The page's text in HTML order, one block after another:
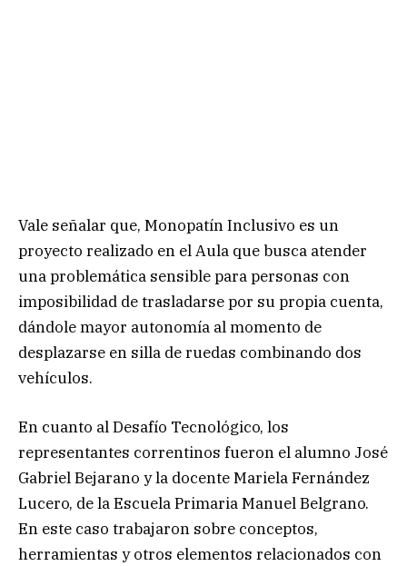
Vale señalar que, Monopatín Inclusivo es un
proyecto realizado en el Aula que busca atender
una problemática sensible para personas con
imposibilidad de trasladarse por su propia cuenta,
dándole mayor autonomía al momento de
desplazarse en silla de ruedas combinando dos
vehículos.
En cuanto al Desafío Tecnológico, los
representantes correntinos fueron el alumno José
Gabriel Bejarano y la docente Mariela Fernández
Lucero, de la Escuela Primaria Manuel Belgrano.
En este caso trabajaron sobre conceptos,
herramientas y otros elementos relacionados con